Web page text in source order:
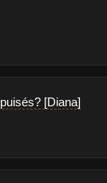
[Diana]